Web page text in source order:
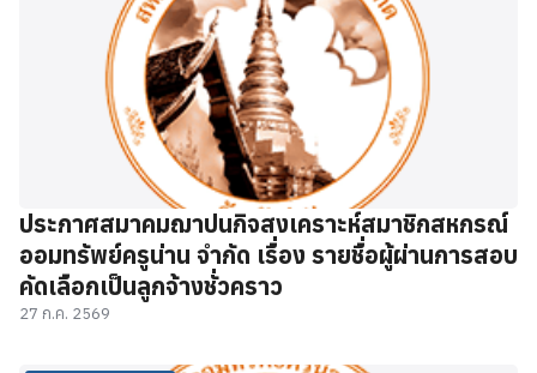
ประกาศสมาคมฌาปนกิจสงเคราะห์สมาชิกสหกรณ์
ออมทรัพย์ครูน่าน จำกัด เรื่อง รายชื่อผู้ผ่านการสอบ
คัดเลือกเป็นลูกจ้างชั่วคราว
27 ก.ค. 2569